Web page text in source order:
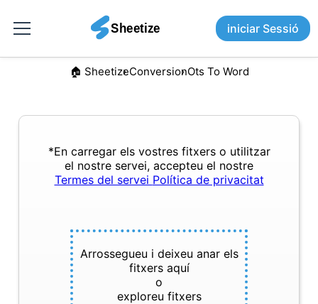
iniciar Sessió
🏠︎ SheetizeConversionOts To Word
*En carregar els vostres fitxers o utilitzar
el nostre servei, accepteu el nostre
Termes del servei Política de privacitat
Arrossegueu i deixeu anar els
fitxers aquí
o
exploreu fitxers